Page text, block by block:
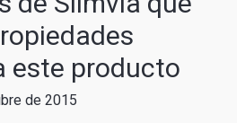
este producto
de 2015